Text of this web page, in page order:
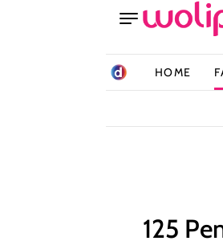
HOME
125